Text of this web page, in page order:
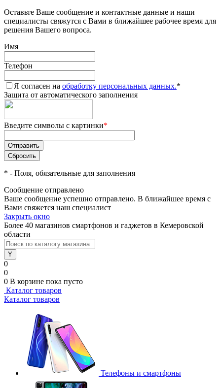
Оставьте Ваше сообщение и контактные данные и наши
специалисты свяжутся с Вами в ближайшее рабочее время для
решения Вашего вопроса.
Имя
Телефон
Я согласен на обработку персональных данных.*
Защита от автоматического заполнения
Введите символы с картинки*
* - Поля, обязательные для заполнения
Сообщение отправлено
Ваше сообщение успешно отправлено. В ближайшее время с
Вами свяжется наш специалист
Закрыть окно
Более 40 магазинов смартфонов и гаджетов в Кемеровской
области
0
0
0 В корзине пока пусто
Каталог товаров
Каталог товаров
Телефоны и смартфоны